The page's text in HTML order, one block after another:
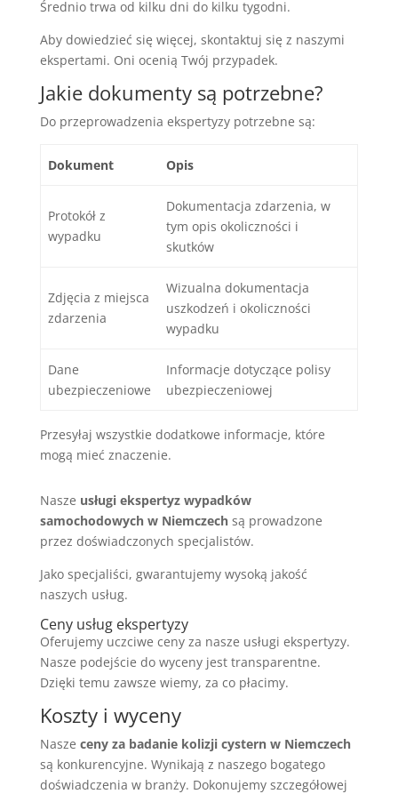
Średnio trwa od kilku dni do kilku tygodni.
Aby dowiedzieć się więcej, skontaktuj się z naszymi
ekspertami. Oni ocenią Twój przypadek.
Jakie dokumenty są potrzebne?
Do przeprowadzenia ekspertyzy potrzebne są:
Dokument Opis
Protokół z
wypadku
Dokumentacja zdarzenia, w
tym opis okoliczności i
skutków
Zdjęcia z miejsca
zdarzenia
Wizualna dokumentacja
uszkodzeń i okoliczności
wypadku
Dane
ubezpieczeniowe
Informacje dotyczące polisy
ubezpieczeniowej
Przesyłaj wszystkie dodatkowe informacje, które
mogą mieć znaczenie.
Nasze usługi ekspertyz wypadków
samochodowych w Niemczechsą prowadzone
przez doświadczonych specjalistów.
Jako specjaliści, gwarantujemy wysoką jakość
naszych usług.
Ceny usług ekspertyzy
Oferujemy uczciwe ceny za nasze usługi ekspertyzy.
Nasze podejście do wyceny jest transparentne.
Dzięki temu zawsze wiemy, za co płacimy.
Koszty i wyceny
Nasze ceny za badanie kolizji cystern w Niemczech
są konkurencyjne. Wynikają z naszego bogatego
doświadczenia w branży. Dokonujemy szczegółowej